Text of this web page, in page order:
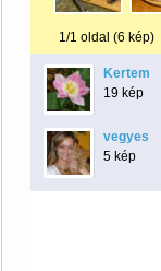
1/1 oldal (6 kép)
Kertem
19 kép
vegyes
5 kép